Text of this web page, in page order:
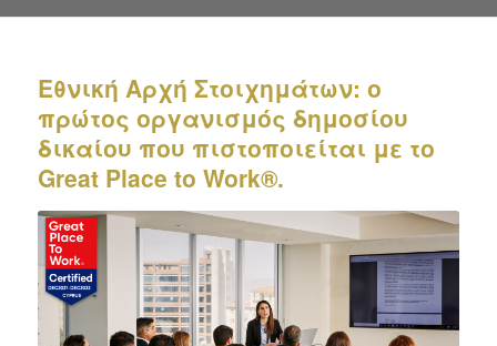
Εθνική Αρχή Στοιχημάτων: ο
πρώτος οργανισμός δημοσίου
δικαίου που πιστοποιείται με το
Great Place to Work®.